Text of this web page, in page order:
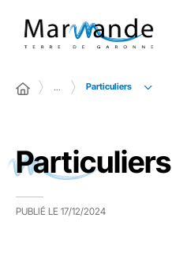
… Particuliers
Particuliers
PUBLIÉ LE 17/12/2024